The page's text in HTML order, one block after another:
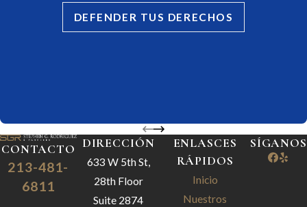
DEFENDER TUS DERECHOS
CONTACTO
213-481-
6811
DIRECCIÓN
633 W 5th St,
28th Floor
Suite 2874
ENLASCES
RÁPIDOS
Inicio
Nuestros
SÍGANOS